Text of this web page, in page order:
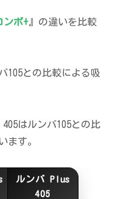
ンボ+ 』の違いを比較
105との比較による吸
はルンバ105との比
ます。
ルンバ Plus
405